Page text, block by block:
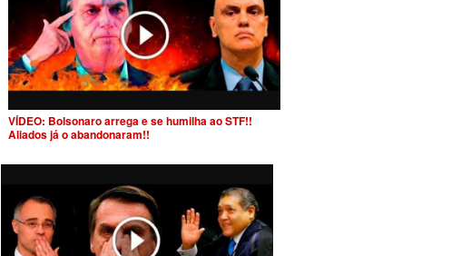
VÍDEO: Bolsonaro arrega e se humilha ao STF!!
Aliados já o abandonaram!!